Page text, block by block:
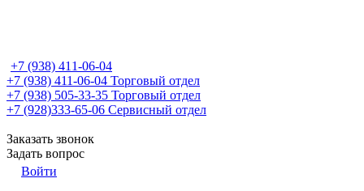
+7 (938) 411-06-04
+7 (938) 411-06-04 Торговый отдел
+7 (938) 505-33-35 Торговый отдел
+7 (928)333-65-06 Сервисный отдел
Заказать звонок
Задать вопрос
Войти